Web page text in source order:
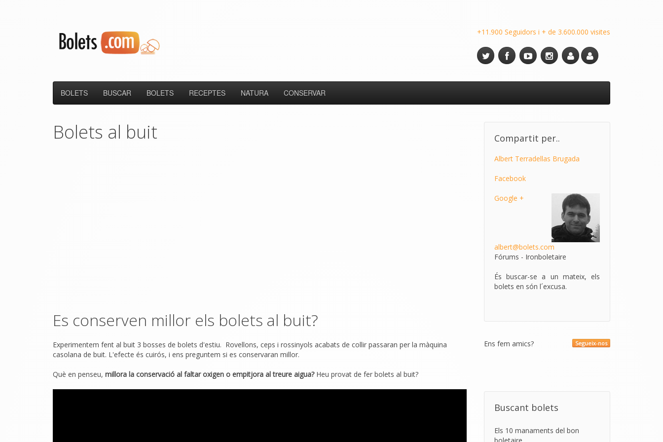
+11.900 Seguidors i + de 3.600.000 visites
BOLETS BUSCAR BOLETS RECEPTES NATURA CONSERVAR
Bolets al buit
Es conserven millor els bolets al buit?
Experimentem fent al buit 3 bosses de bolets d'estiu. Rovellons, ceps i rossinyols acabats de collir passaran per la màquina
casolana de buit. L'efecte és cuirós, i ens preguntem si es conservaran millor.
Què en penseu, millora la conservació al faltar oxigen o empitjora al treure aigua?Heu provat de fer bolets al buit?
Compartit per..
Albert Terradellas Brugada
Facebook
Google +
albert@bolets.com
Fórums - Ironboletaire
És buscar-se a un mateix, els
bolets en són l´excusa.
Segueix-nos
Ens fem amics?
Buscant bolets
Els 10 manaments del bon
boletaire.